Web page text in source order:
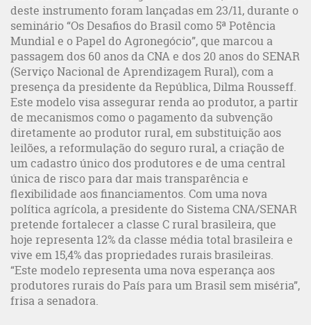
deste instrumento foram lançadas em 23/11, durante o
seminário “Os Desafios do Brasil como 5ª Potência
Mundial e o Papel do Agronegócio”, que marcou a
passagem dos 60 anos da CNA e dos 20 anos do SENAR
(Serviço Nacional de Aprendizagem Rural), com a
presença da presidente da República, Dilma Rousseff.
Este modelo visa assegurar renda ao produtor, a partir
de mecanismos como o pagamento da subvenção
diretamente ao produtor rural, em substituição aos
leilões, a reformulação do seguro rural, a criação de
um cadastro único dos produtores e de uma central
única de risco para dar mais transparência e
flexibilidade aos financiamentos. Com uma nova
política agrícola, a presidente do Sistema CNA/SENAR
pretende fortalecer a classe C rural brasileira, que
hoje representa 12% da classe média total brasileira e
vive em 15,4% das propriedades rurais brasileiras.
“Este modelo representa uma nova esperança aos
produtores rurais do País para um Brasil sem miséria”,
frisa a senadora.